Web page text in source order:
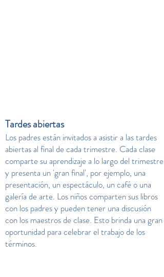
Tardes abiertas
Los padres están invitados a asistir a las tardes
abiertas al final de cada trimestre. Cada clase
comparte su aprendizaje a lo largo del trimestre
y presenta un 'gran final', por ejemplo, una
presentación, un espectáculo, un café o una
galería de arte. Los niños comparten sus libros
con los padres y pueden tener una discusión
con los maestros de clase. Esto brinda una gran
oportunidad para celebrar el trabajo de los
términos.